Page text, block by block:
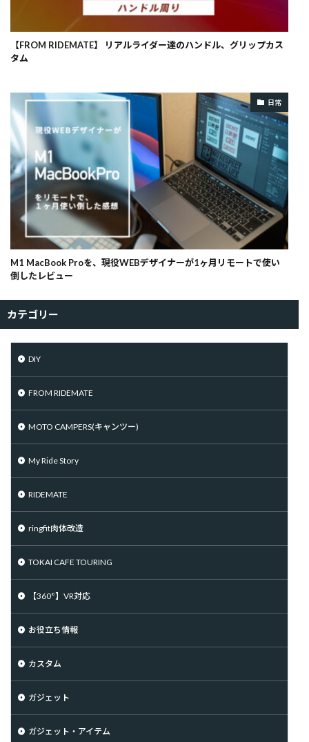
【FROM RIDEMATE】 リアルライダー達のハンドル、グリップカス
タム
日常
M1 MacBook Proを、現役WEBデザイナーが1ヶ月リモートで使い
倒したレビュー
カテゴリー
DIY
FROM RIDEMATE
MOTO CAMPERS(キャンツー)
My Ride Story
RIDEMATE
ringfit肉体改造
TOKAI CAFE TOURING
【360°】VR対応
お役立ち情報
カスタム
ガジェット
ガジェット・アイテム